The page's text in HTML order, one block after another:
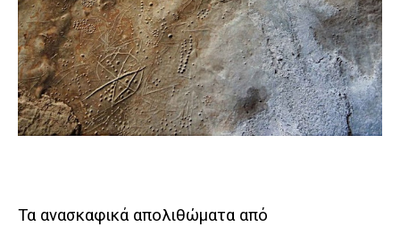
Τα ανασκαφικά απολιθώματα από